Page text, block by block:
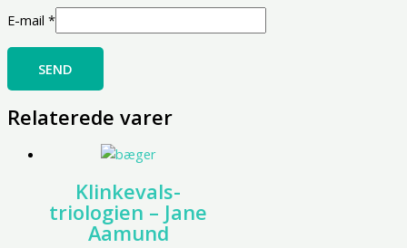
E-mail *
Relaterede varer
Klinkevals-
triologien – Jane
Aamund